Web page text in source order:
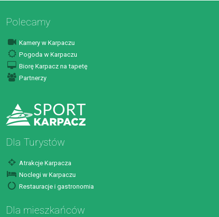
Polecamy
Kamery w Karpaczu
Pogoda w Karpaczu
Biorę Karpacz na tapetę
Partnerzy
Dla Turystów
Atrakcje Karpacza
Noclegi w Karpaczu
Restauracje i gastronomia
Dla mieszkańców